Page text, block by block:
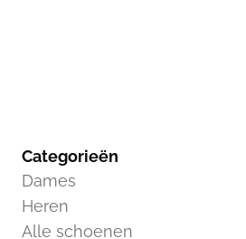
Categorieën
Dames
Heren
Alle schoenen